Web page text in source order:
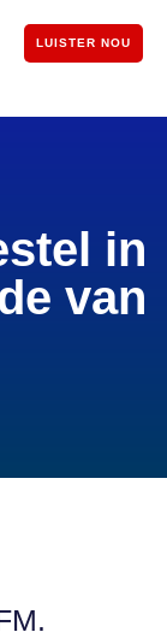
LUISTER NOU
in
van